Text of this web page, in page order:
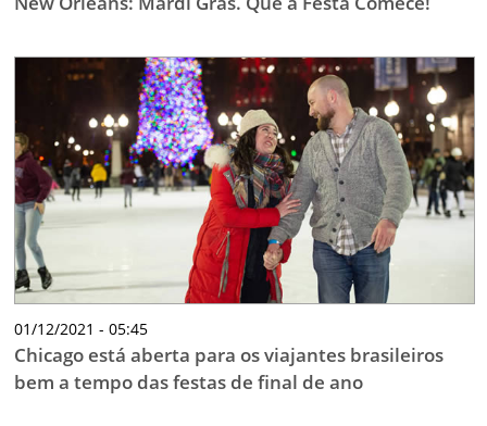
01/12/2021 - 05:45
Chicago está aberta para os viajantes brasileiros
bem a tempo das festas de final de ano